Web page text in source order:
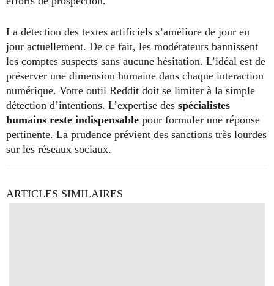
La détection des textes artificiels s’améliore de jour en
jour actuellement. De ce fait, les modérateurs bannissent
les comptes suspects sans aucune hésitation. L’idéal est de
préserver une dimension humaine dans chaque interaction
numérique. Votre outil Reddit doit se limiter à la simple
détection d’intentions. L’expertise des spécialistes
humains reste indispensable pour formuler une réponse
pertinente. La prudence prévient des sanctions très lourdes
sur les réseaux sociaux.
ARTICLES SIMILAIRES